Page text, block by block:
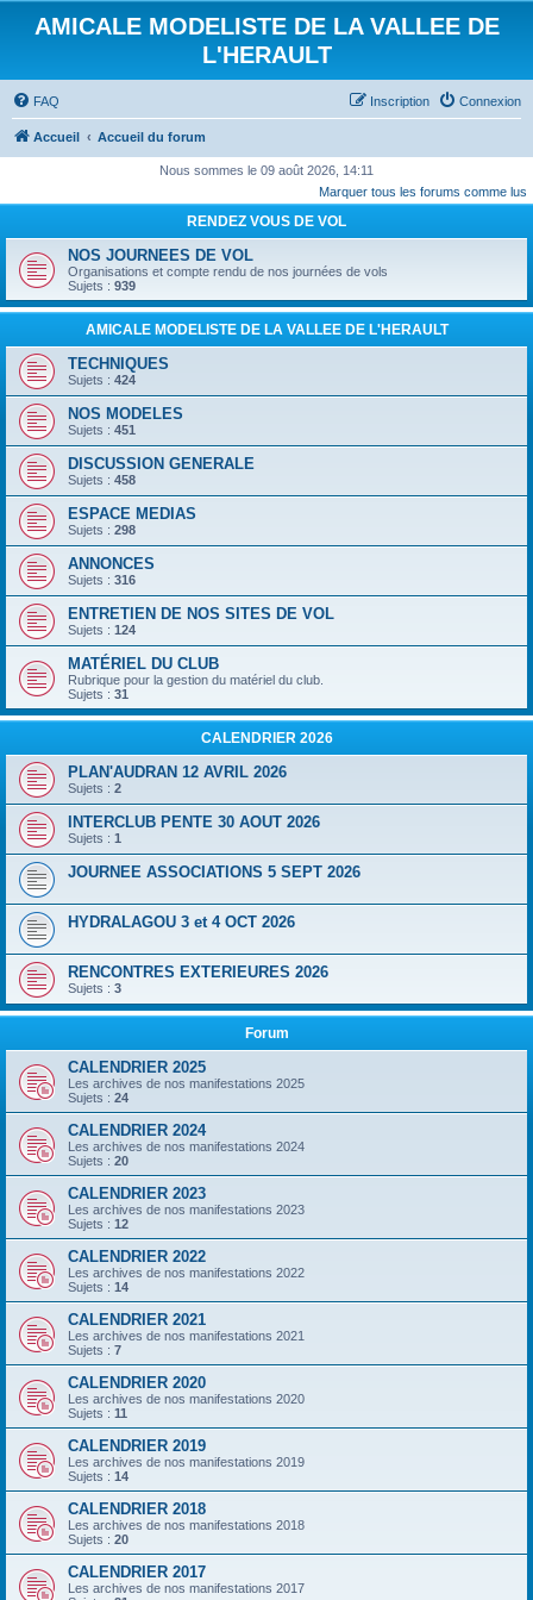
AMICALE MODELISTE DE LA VALLEE DE
L'HERAULT
FAQ Connexion
Inscription
Accueil Accueil du forum
Nous sommes le 09 août 2026, 14:11
Marquer tous les forums comme lus
RENDEZ VOUS DE VOL
NOS JOURNEES DE VOL
Organisations et compte rendu de nos journées de vols
Sujets : 939
AMICALE MODELISTE DE LA VALLEE DE L'HERAULT
TECHNIQUES
Sujets : 424
NOS MODELES
Sujets : 451
DISCUSSION GENERALE
Sujets : 458
ESPACE MEDIAS
Sujets : 298
ANNONCES
Sujets : 316
ENTRETIEN DE NOS SITES DE VOL
Sujets : 124
MATÉRIEL DU CLUB
Rubrique pour la gestion du matériel du club.
Sujets : 31
CALENDRIER 2026
PLAN'AUDRAN 12 AVRIL 2026
Sujets : 2
INTERCLUB PENTE 30 AOUT 2026
Sujets : 1
JOURNEE ASSOCIATIONS 5 SEPT 2026
HYDRALAGOU 3 et 4 OCT 2026
RENCONTRES EXTERIEURES 2026
Sujets : 3
Forum
CALENDRIER 2025
Les archives de nos manifestations 2025
Sujets : 24
CALENDRIER 2024
Les archives de nos manifestations 2024
Sujets : 20
CALENDRIER 2023
Les archives de nos manifestations 2023
Sujets : 12
CALENDRIER 2022
Les archives de nos manifestations 2022
Sujets : 14
CALENDRIER 2021
Les archives de nos manifestations 2021
Sujets : 7
CALENDRIER 2020
Les archives de nos manifestations 2020
Sujets : 11
CALENDRIER 2019
Les archives de nos manifestations 2019
Sujets : 14
CALENDRIER 2018
Les archives de nos manifestations 2018
Sujets : 20
CALENDRIER 2017
Les archives de nos manifestations 2017